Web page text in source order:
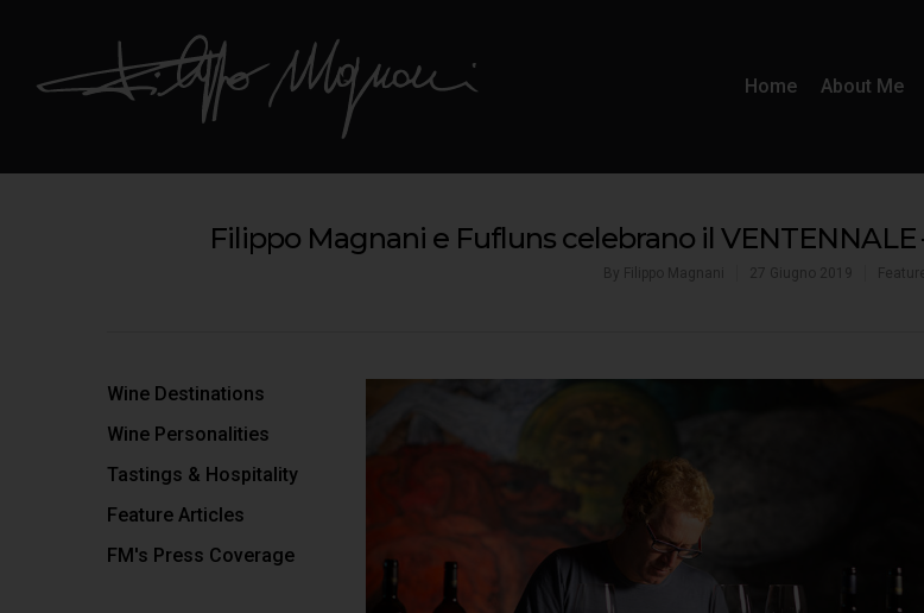
Hit enter to search or ESC to close
Home About Me
Filippo Magnani e Fufluns celebrano il VENTENNALE
By Filippo Magnani 27 Giugno 2019
Wine Destinations
Wine Personalities
Tastings & Hospitality
Feature Articles
FM's Press Coverage